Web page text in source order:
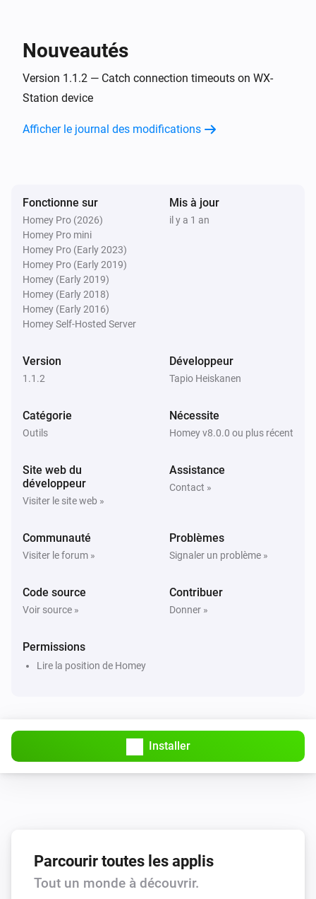
Set air pressure to
Weather Station
Weather Station
Set wind speed to Wind speed
Wind gust speed (optional) in
direction to Wind angle
Nouveautés
Version 1.1.2 — Catch connection timeouts on WX-
Station device
Afficher le journal des modifications
Fonctionne sur
Homey Pro (2026)
Homey Pro mini
Homey Pro (Early 2023)
Homey Pro (Early 2019)
Homey (Early 2019)
Homey (Early 2018)
Homey (Early 2016)
Homey Self-Hosted Server
Mis à jour
il y a 1 an
Version
1.1.2
Développeur
Tapio Heiskanen
Catégorie
Outils
Nécessite
Homey v8.0.0 ou plus récent
Site web du
développeur
Visiter le site web »
Assistance
Contact »
Communauté
Visiter le forum »
Problèmes
Signaler un problème »
Code source
Voir source »
Contribuer
Donner »
Permissions
Lire la position de Homey
Installer
Parcourir toutes les applis
Tout un monde à découvrir.